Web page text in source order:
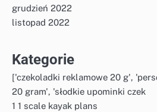
grudzień 2022
listopad 2022
Kategorie
['czekoladki reklamowe 20 g',
20 gram', 'słodkie upominki czek
1 1 scale kayak plans